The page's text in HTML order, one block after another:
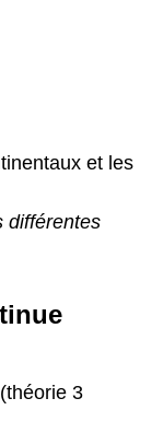
et les
différentes
3